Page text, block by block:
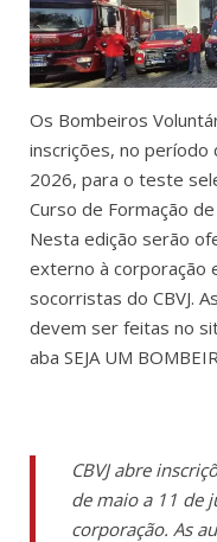
Os Bombeiros
inscrições, no período
2026, para o teste
Curso de Formação
Nesta edição serão
externo à corporação
socorristas do CBVJ.
devem ser feitas no
aba SEJA UM
CBVJ abre
de maio a 11 de
corporação. As